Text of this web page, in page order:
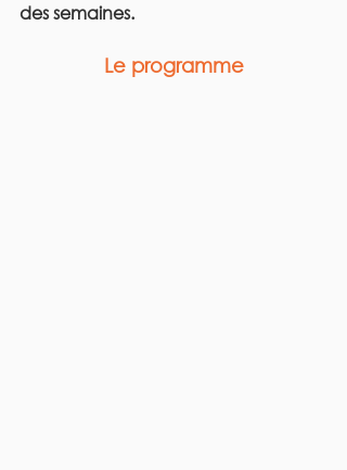
des semaines.
Le programme